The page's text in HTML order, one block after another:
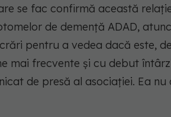
se fac confirmă această
de demență ADAD,
pentru a vedea dacă este,
mai frecvente și cu debut
de presă al asociației. Ea nu